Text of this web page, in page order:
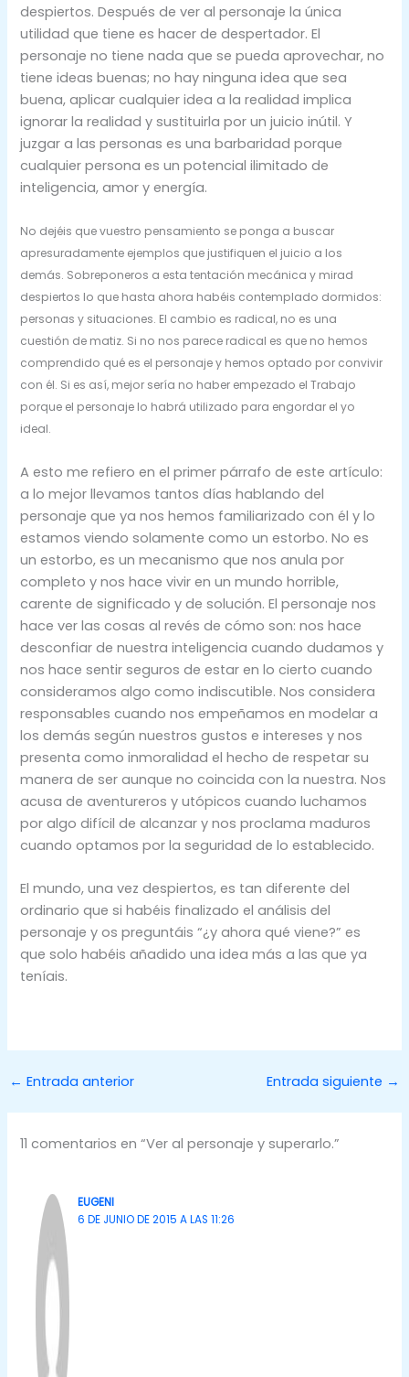
despiertos. Después de ver al personaje la única
utilidad que tiene es hacer de despertador. El
personaje no tiene nada que se pueda aprovechar, no
tiene ideas buenas; no hay ninguna idea que sea
buena, aplicar cualquier idea a la realidad implica
ignorar la realidad y sustituirla por un juicio inútil. Y
juzgar a las personas es una barbaridad porque
cualquier persona es un potencial ilimitado de
inteligencia, amor y energía.
No dejéis que vuestro pensamiento se ponga a buscar
apresuradamente ejemplos que justifiquen el juicio a los
demás. Sobreponeros a esta tentación mecánica y mirad
despiertos lo que hasta ahora habéis contemplado dormidos:
personas y situaciones. El cambio es radical, no es una
cuestión de matiz. Si no nos parece radical es que no hemos
comprendido qué es el personaje y hemos optado por convivir
con él. Si es así, mejor sería no haber empezado el Trabajo
porque el personaje lo habrá utilizado para engordar el yo
ideal.
A esto me refiero en el primer párrafo de este artículo:
a lo mejor llevamos tantos días hablando del
personaje que ya nos hemos familiarizado con él y lo
estamos viendo solamente como un estorbo. No es
un estorbo, es un mecanismo que nos anula por
completo y nos hace vivir en un mundo horrible,
carente de significado y de solución. El personaje nos
hace ver las cosas al revés de cómo son: nos hace
desconfiar de nuestra inteligencia cuando dudamos y
nos hace sentir seguros de estar en lo cierto cuando
consideramos algo como indiscutible. Nos considera
responsables cuando nos empeñamos en modelar a
los demás según nuestros gustos e intereses y nos
presenta como inmoralidad el hecho de respetar su
manera de ser aunque no coincida con la nuestra. Nos
acusa de aventureros y utópicos cuando luchamos
por algo difícil de alcanzar y nos proclama maduros
cuando optamos por la seguridad de lo establecido.
El mundo, una vez despiertos, es tan diferente del
ordinario que si habéis finalizado el análisis del
personaje y os preguntáis “¿y ahora qué viene?” es
que solo habéis añadido una idea más a las que ya
teníais.
← Entrada anterior Entrada siguiente →
11 comentarios en “Ver al personaje y superarlo.”
EUGENI
6 DE JUNIO DE 2015 A LAS 11:26